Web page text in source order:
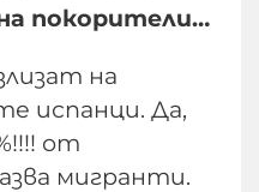
покорители…
на
испанци. Да,
от
мигранти.